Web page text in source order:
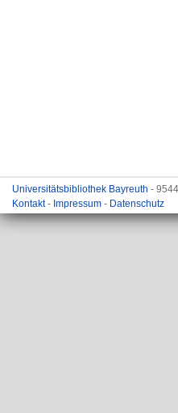
Universitätsbibliothek Bayreuth -
Kontakt- Impressum - Datenschutz